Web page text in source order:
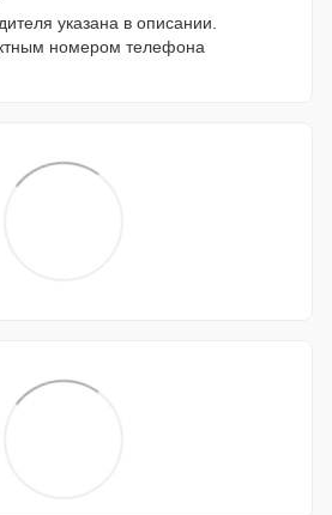
указана в описании.
номером телефона